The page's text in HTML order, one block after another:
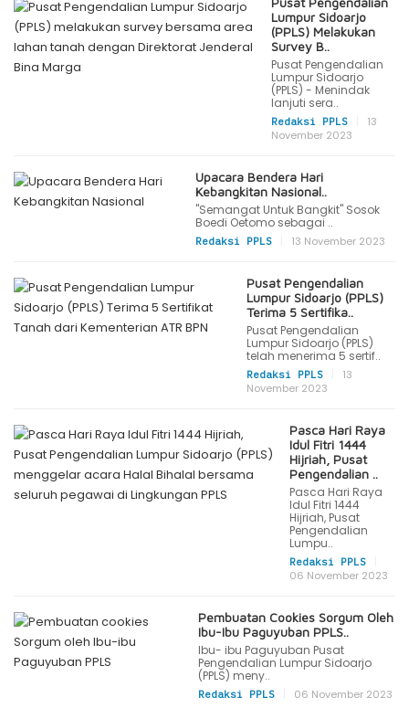
Lumpur Sidoarjo
(PPLS) Melakukan
Survey B..
Pusat Pengendalian
Lumpur Sidoarjo
(PPLS) - Menindak
lanjuti sera..
Redaksi PPLS
13
November 2023
Upacara Bendera Hari
Kebangkitan Nasional..
"Semangat Untuk Bangkit" Sosok
Boedi Oetomo sebagai ..
Redaksi PPLS 13 November 2023
Pusat Pengendalian
Lumpur Sidoarjo (PPLS)
Terima 5 Sertifika..
Pusat Pengendalian
Lumpur Sidoarjo (PPLS)
telah menerima 5 sertif..
Redaksi PPLS
13
November 2023
Pasca Hari Raya
Idul Fitri 1444
Hijriah, Pusat
Pengendalian ..
Pasca Hari Raya
Idul Fitri 1444
Hijriah, Pusat
Pengendalian
Lumpu..
Redaksi PPLS
06 November 2023
Pembuatan Cookies Sorgum Oleh
Ibu-Ibu Paguyuban PPLS..
Ibu- ibu Paguyuban Pusat
Pengendalian Lumpur Sidoarjo
(PPLS) meny..
Redaksi PPLS 06 November 2023